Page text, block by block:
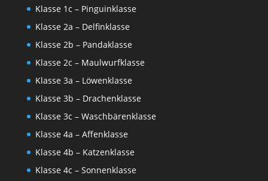
Klasse 1c – Pinguinklasse
Klasse 2a – Delfinklasse
Klasse 2b – Pandaklasse
Klasse 2c – Maulwurfklasse
Klasse 3a – Löwenklasse
Klasse 3b – Drachenklasse
Klasse 3c – Waschbärenklasse
Klasse 4a – Affenklasse
Klasse 4b – Katzenklasse
Klasse 4c – Sonnenklasse